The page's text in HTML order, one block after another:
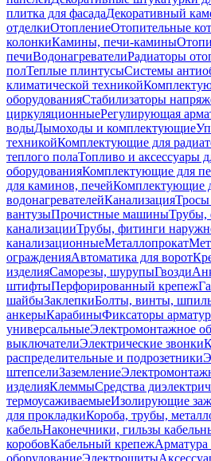
плитка для фасадаДекоративный
отделкиОтоплениеОтопительные
колонкиКамины, печи-камины
печиВодонагревателиРадиаторы
полТеплые плинтусыСистемы
климатической техникой
оборудованияСтабилизаторы
циркуляционныеРегулирующая
водыДымоходы и комплектующие
техникойКомплектующие для
теплого полаТопливо и аксессуары
оборудованияКомплектующие для
для каминов, печейКомплектующие
водонагревателейКанализацияТросы
вантузыПрочистные машиныТрубы,
канализацииТрубы, фитинги
канализационныеМеталлопрокат
огражденияАвтоматика для ворот
изделияСаморезы, шурупыГвозди
штифтыПерфорированный крепеж
шайбыЗаклепкиБолты, винты,
анкерыКарабиныФиксаторы
универсальныеЭлектромонтажное
выключателиЭлектрические звонки
распределительные и подрозетники
штепселиЗаземление
изделияКлеммыСредства
термоусаживаемыеИзолирующие
для прокладкиКороба, трубы,
кабельНаконечники, гильзы
коробовКабельный крепеж
оборудованиеЭлектрощиты